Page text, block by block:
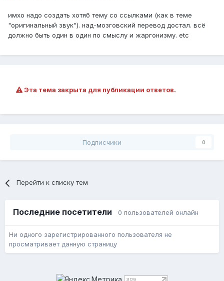
имхо надо создать хотяб тему со ссылками (как в теме
"оригинальный звук"). над-мозговский перевод достал. всё
должно быть один в один по смыслу и жаргонизму. etc
Эта тема закрыта для публикации ответов.
Подписчики 0
Перейти к списку тем
Последние посетители 0 пользователей онлайн
Ни одного зарегистрированного пользователя не
просматривает данную страницу